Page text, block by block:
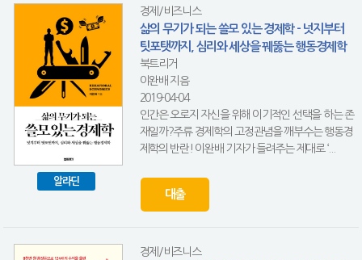
알라딘
경제/비즈니스
삶의 무기가 되는 쓸모 있는 경제학 - 넛지부터
팃포탯까지, 심리와 세상을 꿰뚫는 행동경제학
북트리거
이완배 지음
2019-04-04
인간은 오로지 자신을 위해 이기적인 선택을 하는 존
재일까?주류 경제학의 고정관념을 깨부수는 행동경
제학의 반란! 이완배 기자가 들려주는 제대로 ‘...
대출
경제/비즈니스